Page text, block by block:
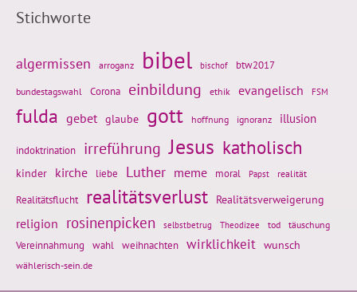
Stichworte
algermissen arroganz bibel bischof btw2017
bundestagswahl Corona einbildung ethik evangelisch FSM
fulda gebet glaube gott hoffnung ignoranz illusion
indoktrination irreführung Jesus katholisch
kinder kirche liebe Luther meme moral Papst realität
Realitätsflucht realitätsverlust Realitätsverweigerung
religion rosinenpicken selbstbetrug Theodizee tod täuschung
Vereinnahmung wahl weihnachten wirklichkeit wunsch
wählerisch-sein.de